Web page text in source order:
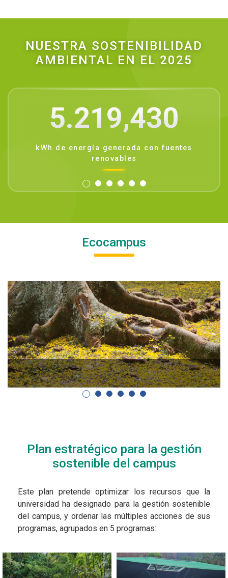
NUESTRA SOSTENIBILIDAD
AMBIENTAL EN EL 2025
5.219,430
kWh de energía generada con fuentes
renovables
Ecocampus
Plan estratégico para la gestión
sostenible del campus
Este plan pretende optimizar los recursos que la
universidad ha designado para la gestión sostenible
del campus, y ordenar las múltiples acciones de sus
programas, agrupados en 5 programas: